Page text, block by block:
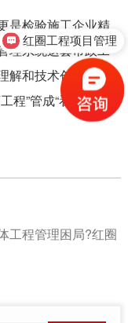
检验施工企业精
理系统这套市政工
解和技术创新，帮
程”管成“看得清的
工程管理困局?红圈
红圈工程项目管理
售前咨询